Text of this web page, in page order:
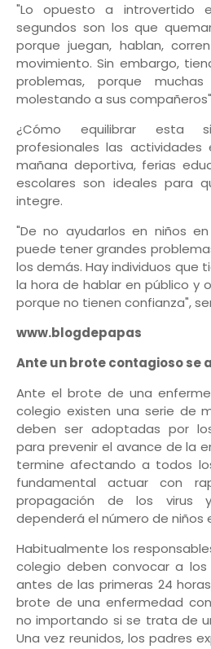
"Lo opuesto a introvertido
segundos son los que
porque juegan, hablan,
movimiento. Sin embargo,
problemas, porque
molestando a sus
¿Cómo equilibrar esta
profesionales las
mañana deportiva, ferias
escolares son ideales para
integre.
"De no ayudarlos en niños
puede tener grandes
los demás. Hay individuos que
la hora de hablar en público y
porque no tienen confianza",
www.blogdepapas
Ante un brote contagioso se
Ante el brote de una
colegio existen una serie de
deben ser adoptadas por
para prevenir el avance de la
termine afectando a todos
fundamental actuar con
propagación de los virus
dependerá el número de niños
Habitualmente los
colegio deben convocar a
antes de las primeras 24
brote de una enfermedad
no importando si se trata de
Una vez reunidos, los padres